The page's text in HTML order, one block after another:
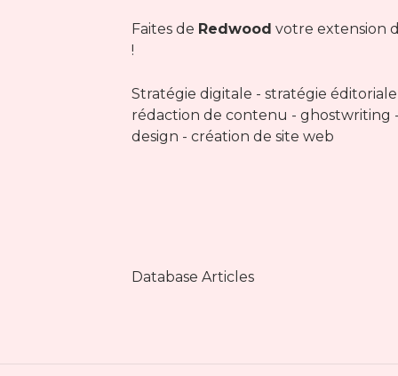
Faites de Redwood votre extension
!
Stratégie digitale - stratégie
rédaction de contenu - ghostwriting
design - création de site web
Database Articles